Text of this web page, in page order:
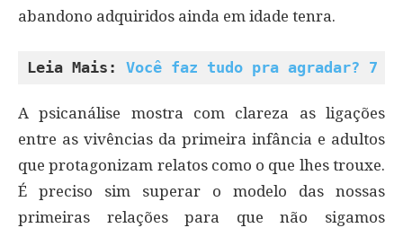
abandono adquiridos ainda em idade tenra.
Leia Mais: Você faz tudo pra agradar? 7
A psicanálise mostra com clareza as ligações
entre as vivências da primeira infância e adultos
que protagonizam relatos como o que lhes trouxe.
É preciso sim superar o modelo das nossas
primeiras relações para que não sigamos